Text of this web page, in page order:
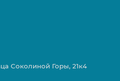
Соколиной Горы, 21к4